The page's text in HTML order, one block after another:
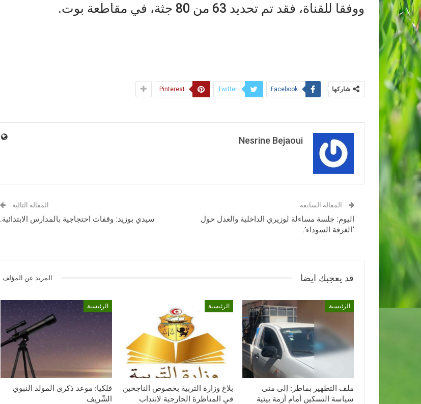
ووفقا للقناة، فقد تم تحديد 63 من 80 جثة، في مقاطعة بوت.
شاركها Facebook
Twitter
Pinterest
Nesrine Bejaoui
المقالة السابقة
اليوم: جلسة مساءلة لوزيري الداخلية والعدل حول
‘الغرفة السوداء’.
المقالة التالية
سيدي بوزيد: وقفات احتجاجية بالمدارس الابتدائية.
قد يعجبك ايضا المزيد عن المؤلف
الرئيسية
ملف التطهير بماطر: إلى متى
سياسة التسكين أمام أزمة بيئية
الرئيسية
بلاغ وزارة التربية بخصوص الناجحين
في المناظرة الخارجية لانتداب
الرئيسية
فلكيا: موعد ذكرى المولد النبوي
الشّريف